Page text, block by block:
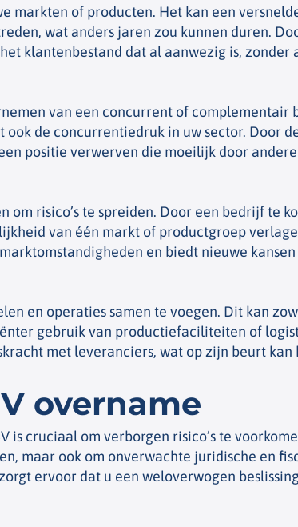
markten of producten. Het kan een
wat anders jaren zou kunnen duren.
klantenbestand dat al aanwezig is, zonder
van een concurrent of complementair
de concurrentiedruk in uw sector. Door
positie verwerven die moeilijk door andere
risico’s te spreiden. Door een bedrijf te
van één markt of productgroep
en biedt nieuwe
en operaties samen te voegen. Dit kan
gebruik van productiefaciliteiten of
met leveranciers, wat op zijn beurt kan
overname
is cruciaal om verborgen risico’s te
maar ook om onverwachte juridische en
ervoor dat u een weloverwogen